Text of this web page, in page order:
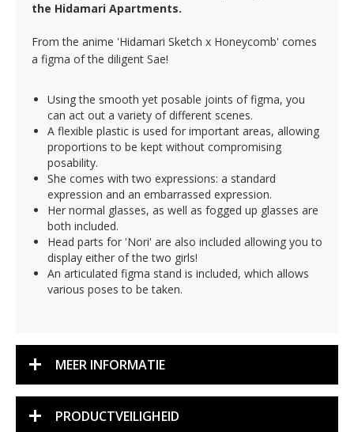
the Hidamari Apartments.
From the anime 'Hidamari Sketch x Honeycomb' comes
a figma of the diligent Sae!
Using the smooth yet posable joints of figma, you
can act out a variety of different scenes.
A flexible plastic is used for important areas, allowing
proportions to be kept without compromising
posability.
She comes with two expressions: a standard
expression and an embarrassed expression.
Her normal glasses, as well as fogged up glasses are
both included.
Head parts for 'Nori' are also included allowing you to
display either of the two girls!
An articulated figma stand is included, which allows
various poses to be taken.
MEER INFORMATIE
PRODUCTVEILIGHEID